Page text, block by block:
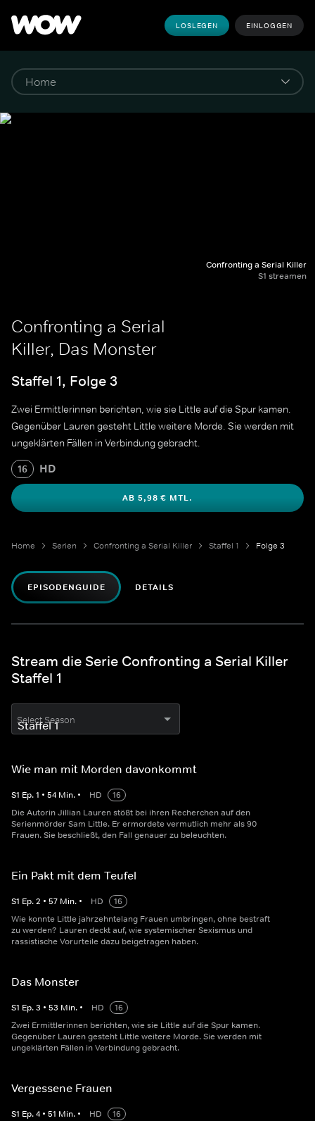
LOSLEGEN EINLOGGEN
Confronting a Serial Killer
S1 streamen
Confronting a Serial
Killer, Das Monster
Staffel 1, Folge 3
Zwei Ermittlerinnen berichten, wie sie Little auf die Spur kamen.
Gegenüber Lauren gesteht Little weitere Morde. Sie werden mit
ungeklärten Fällen in Verbindung gebracht.
16 HD
AB 5,98 € MTL.
Home Serien Confronting a Serial Killer Staffel 1 Folge 3
EPISODENGUIDE DETAILS
Stream die Serie Confronting a Serial Killer
Staffel 1
Select Season
Wie man mit Morden davonkommt
S1 Ep.1 • 54 Min. • HD
16
Die Autorin Jillian Lauren stößt bei ihren Recherchen auf den
Serienmörder Sam Little. Er ermordete vermutlich mehr als 90
Frauen. Sie beschließt, den Fall genauer zu beleuchten.
Ein Pakt mit dem Teufel
S1 Ep.2 • 57 Min. • HD
16
Wie konnte Little jahrzehntelang Frauen umbringen, ohne bestraft
zu werden? Lauren deckt auf, wie systemischer Sexismus und
rassistische Vorurteile dazu beigetragen haben.
Das Monster
S1 Ep.3 • 53 Min. • HD
16
Zwei Ermittlerinnen berichten, wie sie Little auf die Spur kamen.
Gegenüber Lauren gesteht Little weitere Morde. Sie werden mit
ungeklärten Fällen in Verbindung gebracht.
Vergessene Frauen
S1 Ep.4 • 51 Min. • HD
16